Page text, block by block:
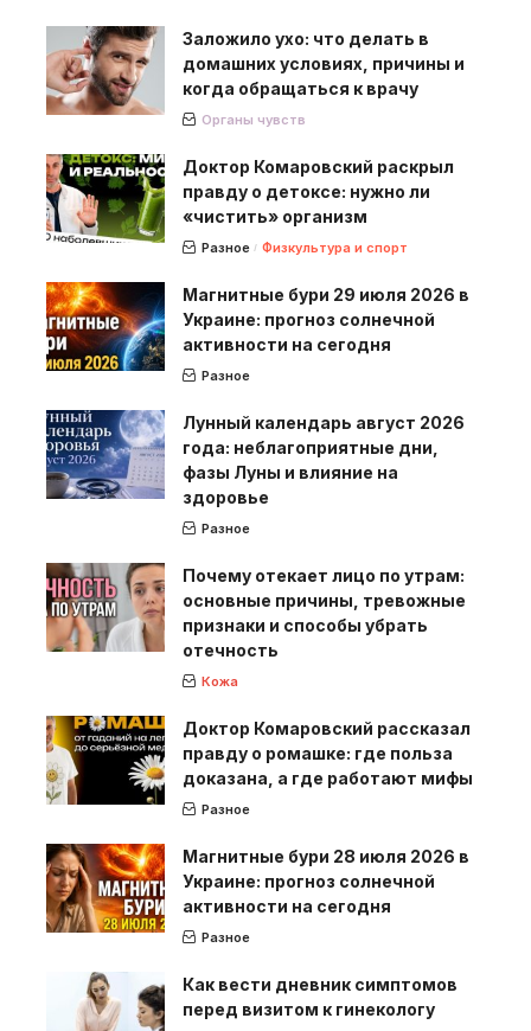
Заложило ухо: что делать в
домашних условиях, причины и
когда обращаться к врачу
Органы чувств
Доктор Комаровский раскрыл
правду о детоксе: нужно ли
«чистить» организм
Разное Физкультура и спорт
Магнитные бури 29 июля 2026 в
Украине: прогноз солнечной
активности на сегодня
Разное
Лунный календарь август 2026
года: неблагоприятные дни,
фазы Луны и влияние на
здоровье
Разное
Почему отекает лицо по утрам:
основные причины, тревожные
признаки и способы убрать
отечность
Кожа
Доктор Комаровский рассказал
правду о ромашке: где польза
доказана, а где работают мифы
Разное
Магнитные бури 28 июля 2026 в
Украине: прогноз солнечной
активности на сегодня
Разное
Как вести дневник симптомов
перед визитом к гинекологу